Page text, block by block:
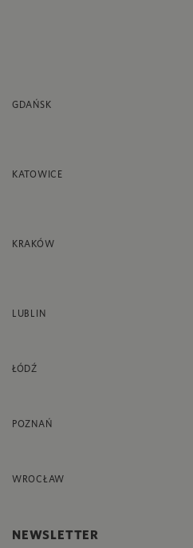
GDAŃSK
KATOWICE
KRAKÓW
LUBLIN
ŁÓDŹ
POZNAŃ
WROCŁAW
NEWSLETTER